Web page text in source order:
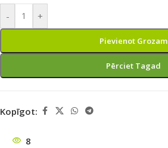
- +
Pievienot Grozam
Pērciet Tagad
Kopīgot:
8